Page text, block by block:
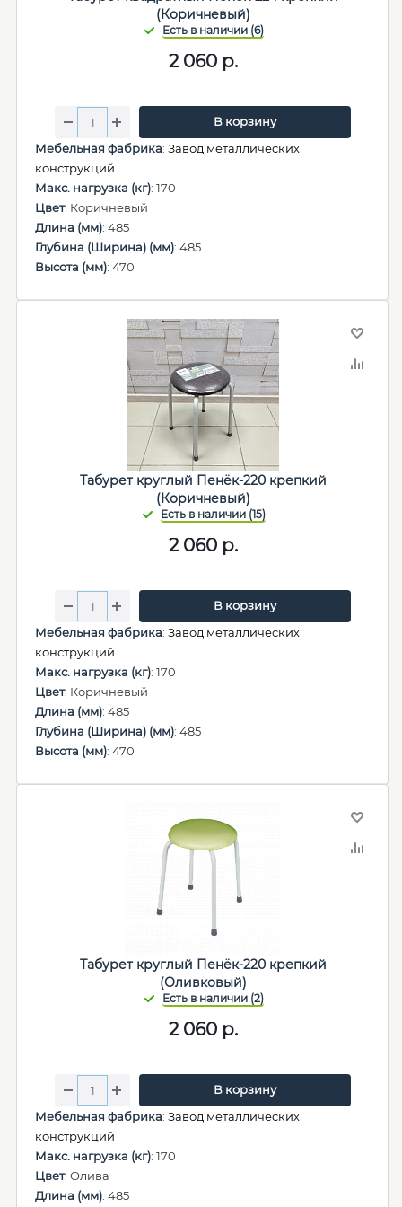
(Коричневый)
2 060р.
В корзину
Мебельная фабрика: Завод металлических
конструкций
Макс. нагрузка (кг): 170
Цвет: Коричневый
Длина (мм): 485
Глубина (Ширина) (мм): 485
Высота (мм): 470
Табурет круглый Пенёк-220 крепкий
(Коричневый)
2 060р.
В корзину
Мебельная фабрика: Завод металлических
конструкций
Макс. нагрузка (кг): 170
Цвет: Коричневый
Длина (мм): 485
Глубина (Ширина) (мм): 485
Высота (мм): 470
Табурет круглый Пенёк-220 крепкий
(Оливковый)
2 060р.
В корзину
Мебельная фабрика: Завод металлических
конструкций
Макс. нагрузка (кг): 170
Цвет: Олива
Длина (мм): 485